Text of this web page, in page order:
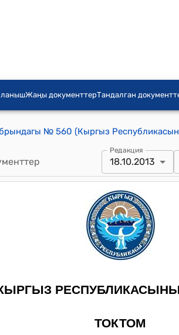
Жаңы документтерТандалган
Редакция
18.10.2013